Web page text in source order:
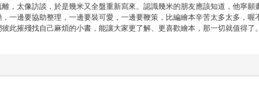
，太像訪談，於是幾米又全盤重新寫來。認識幾米的朋友應該知道，他寧
一邊要協助整理，一邊要裝可愛，一邊要鞭策，比編繪本辛苦太多太多，
此摧殘找自己麻煩的小書，能讓大家更了解、更喜歡繪本，那一切就值得了